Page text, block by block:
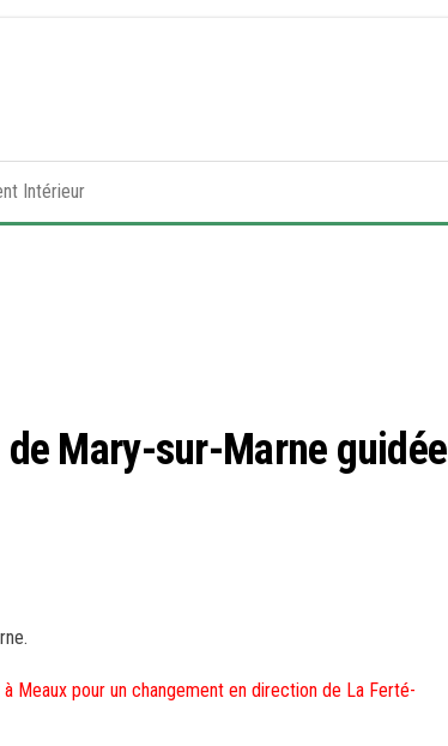
Intérieur
Mary-sur-Marne guidée
Meaux pour un changement en direction de La Ferté-